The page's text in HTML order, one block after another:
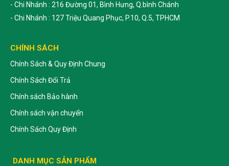
- Chi Nhánh : 216 Đường 01, Bình Hưng, Q.bình Chánh
- Chi Nhánh : 127 Triệu Quang Phục, P.10, Q.5, TPHCM
CHÍNH SÁCH
Chính Sách & Quy Định Chung
Chính Sách Đổi Trả
Chính sách Bảo hành
Chính sách vận chuyển
Chính Sách Quy Định
DANH MỤC SẢN PHẨM